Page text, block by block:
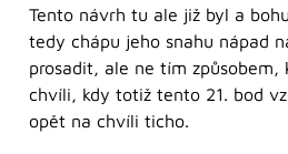
Tento návrh tu ale již byl a
tedy chápu jeho snahu nápad
prosadit, ale ne tím způsobem,
chvíli, kdy totiž tento 21. bod
opět na chvíli ticho.